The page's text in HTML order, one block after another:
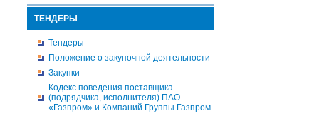
ТЕНДЕРЫ
Тендеры
Положение о закупочной деятельности
Закупки
Кодекс поведения поставщика
(подрядчика, исполнителя) ПАО
«Газпром» и Компаний Группы Газпром